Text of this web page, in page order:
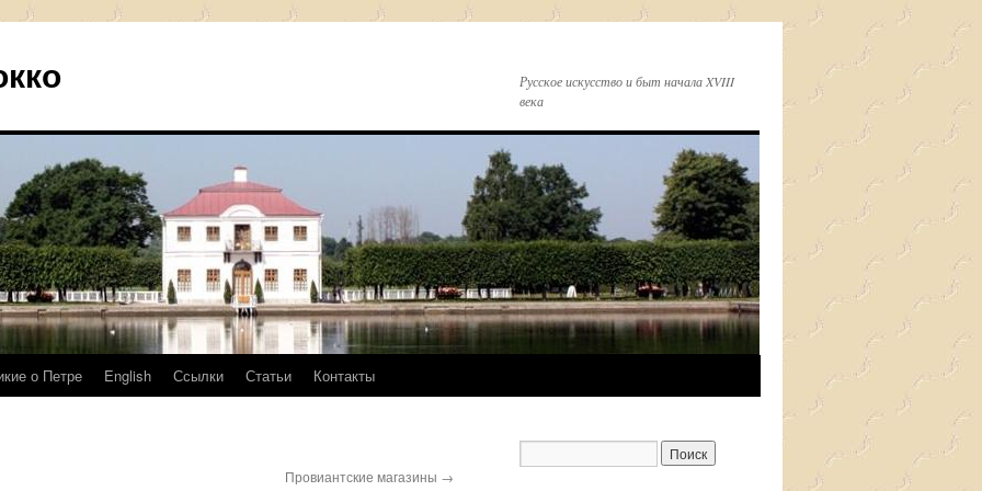
Русское искусство и быт начала XVIII
века
о Петре English Ссылки Статьи Контакты
Провиантские магазины →